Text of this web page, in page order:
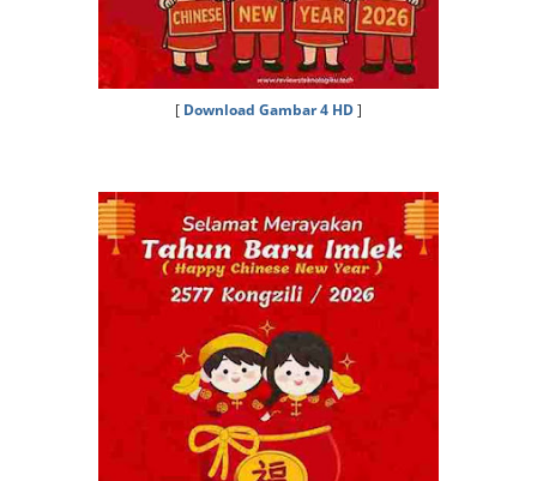
[ Download Gambar 4 HD]